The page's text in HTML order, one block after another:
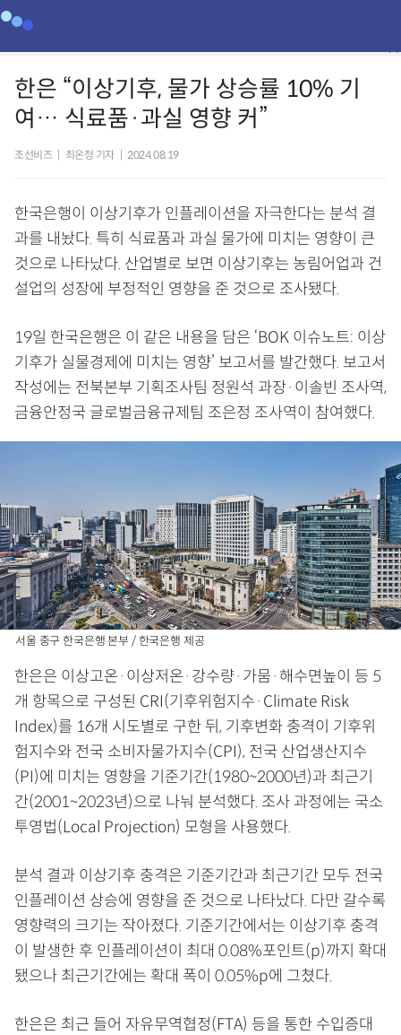
한은 “이상기후, 물가 상승률 10% 기
여… 식료품·과실 영향 커”
조선비즈 최온정 기자 2024.08.19
한국은행이 이상기후가 인플레이션을 자극한다는 분석 결
과를 내놨다. 특히 식료품과 과실 물가에 미치는 영향이 큰
것으로 나타났다. 산업별로 보면 이상기후는 농림어업과 건
설업의 성장에 부정적인 영향을 준 것으로 조사됐다.
19일 한국은행은 이 같은 내용을 담은 ‘BOK 이슈노트: 이상
기후가 실물경제에 미치는 영향’ 보고서를 발간했다. 보고서
작성에는 전북본부 기획조사팀 정원석 과장·이솔빈 조사역,
금융안정국 글로벌금융규제팀 조은정 조사역이 참여했다.
서울 중구 한국은행 본부 / 한국은행 제공
한은은 이상고온·이상저온·강수량·가뭄·해수면높이 등 5
개 항목으로 구성된 CRI(기후위험지수·Climate Risk
Index)를 16개 시도별로 구한 뒤, 기후변화 충격이 기후위
험지수와 전국 소비자물가지수(CPI), 전국 산업생산지수
(PI)에 미치는 영향을 기준기간(1980~2000년)과 최근기
간(2001~2023년)으로 나눠 분석했다. 조사 과정에는 국소
투영법(Local Projection) 모형을 사용했다.
분석 결과 이상기후 충격은 기준기간과 최근기간 모두 전국
인플레이션 상승에 영향을 준 것으로 나타났다. 다만 갈수록
영향력의 크기는 작아졌다. 기준기간에서는 이상기후 충격
이 발생한 후 인플레이션이 최대 0.08%포인트(p)까지 확대
됐으나 최근기간에는 확대 폭이 0.05%p에 그쳤다.
한은은 최근 들어 자유무역협정(FTA) 등을 통한 수입증대